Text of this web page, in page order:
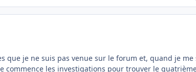
que je ne suis pas venue sur le forum et, quand je me
commence les investigations pour trouver le